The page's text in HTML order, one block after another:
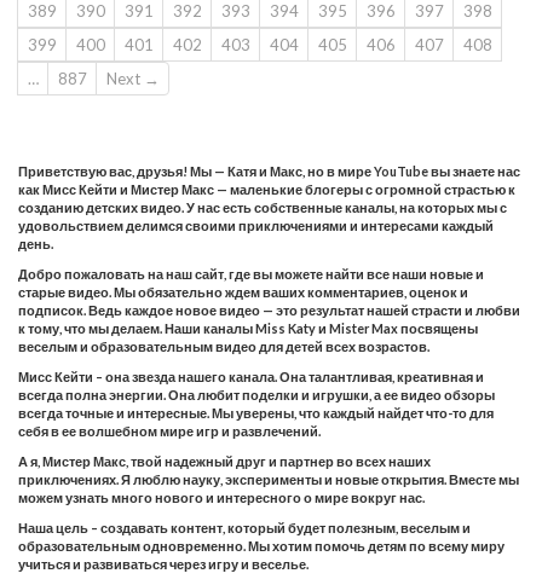
389
390 391 392 393 394 395 396 397
398
399
400 401 402 403 404 405 406 407
408
…
887 Next →
Приветствую вас, друзья! Мы — Катя и Макс, но в мире YouTube вы знаете нас
как Мисс Кейти и Мистер Макс — маленькие блогеры с огромной страстью к
созданию детских видео. У нас есть собственные каналы, на которых мы с
удовольствием делимся своими приключениями и интересами каждый
день.
Добро пожаловать на наш сайт, где вы можете найти все наши новые и
старые видео. Мы обязательно ждем ваших комментариев, оценок и
подписок. Ведь каждое новое видео — это результат нашей страсти и любви
к тому, что мы делаем. Наши каналы Miss Katy и Mister Max посвящены
веселым и образовательным видео для детей всех возрастов.
Мисс Кейти – она звезда нашего канала. Она талантливая, креативная и
всегда полна энергии. Она любит поделки и игрушки, а ее видео обзоры
всегда точные и интересные. Мы уверены, что каждый найдет что-то для
себя в ее волшебном мире игр и развлечений.
А я, Мистер Макс, твой надежный друг и партнер во всех наших
приключениях. Я люблю науку, эксперименты и новые открытия. Вместе мы
можем узнать много нового и интересного о мире вокруг нас.
Наша цель – создавать контент, который будет полезным, веселым и
образовательным одновременно. Мы хотим помочь детям по всему миру
учиться и развиваться через игру и веселье.